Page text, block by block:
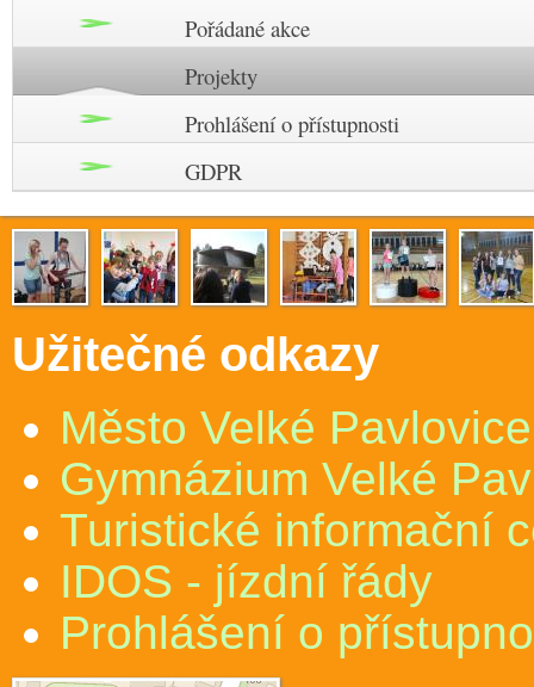
Pořádané akce
Projekty
Prohlášení o přístupnosti
GDPR
Užitečné odkazy
Město Velké Pavlovice
Gymnázium Velké
Turistické informační
IDOS - jízdní řády
Prohlášení o